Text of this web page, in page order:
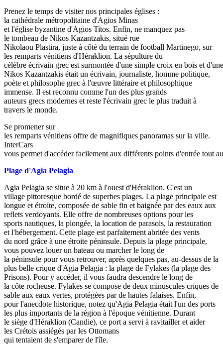
Prenez le temps de visiter nos principales églises :
la cathédrale métropolitaine d'Agios Minas
et l'église byzantine d'Agios Titos. Enfin, ne manquez pas
le tombeau de Nikos Kazantzakis, situé rue
Nikolaou Plastira, juste à côté du terrain de football Martinego, sur
les remparts vénitiens d'Héraklion. La sépulture du
célèbre écrivain grec est surmontée d'une simple croix en bois et
Nikos Kazantzakis était un écrivain, journaliste, homme politique,
poète et philosophe grec à l'œuvre littéraire et philosophique
immense. Il est reconnu comme l'un des plus grands
auteurs grecs modernes et reste l'écrivain grec le plus traduit à
travers le monde.
Se promener sur
les remparts vénitiens offre de magnifiques panoramas sur la ville.
InterCars
vous permet d'accéder facilement aux différents points d'entrée tout
Plage d'Agia Pelagia
Agia Pelagia se situe à 20 km à l'ouest d'Héraklion. C'est un
village pittoresque bordé de superbes plages. La plage principale est
longue et étroite, composée de sable fin et baignée par des eaux aux
reflets verdoyants. Elle offre de nombreuses options pour les
sports nautiques, la plongée, la location de parasols, la restauration
et l'hébergement. Cette plage est parfaitement abritée des vents
du nord grâce à une étroite péninsule. Depuis la plage principale,
vous pouvez louer un bateau ou marcher le long de
la péninsule pour vous retrouver, après quelques pas, au-dessus de la
plus belle crique d'Agia Pelagia : la plage de Fylakes (la plage des
Prisons). Pour y accéder, il vous faudra descendre le long de
la côte rocheuse. Fylakes se compose de deux minuscules criques de
sable aux eaux vertes, protégées par de hautes falaises. Enfin,
pour l'anecdote historique, notez qu'Agia Pelagia était l'un des ports
les plus importants de la région à l'époque vénitienne. Durant
le siège d'Héraklion (Candie), ce port a servi à ravitailler et aider
les Crétois assiégés par les Ottomans
qui tentaient de s'emparer de l'île.